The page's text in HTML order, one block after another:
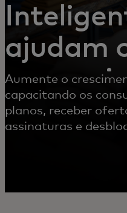
ajudam
Aumente o
capacitando os
planos, receber
assinaturas e